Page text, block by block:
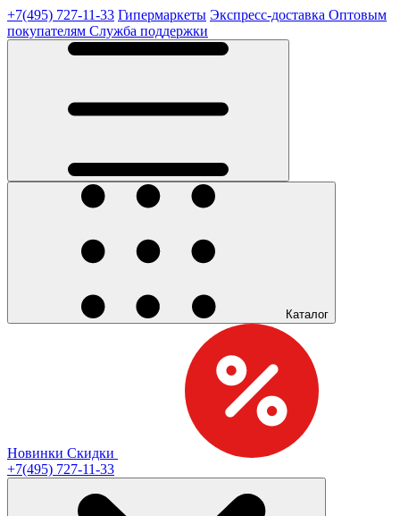
+7(495) 727-11-33 Гипермаркеты Экспресс-доставка Оптовым
покупателям Служба поддержки
Каталог
Новинки Скидки
+7(495) 727-11-33